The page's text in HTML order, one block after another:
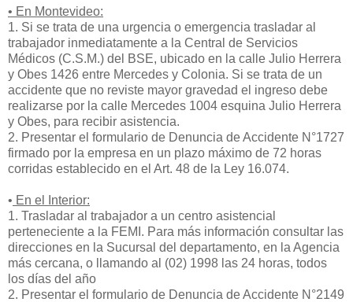
• En Montevideo:
1. Si se trata de una urgencia o emergencia trasladar al
trabajador inmediatamente a la Central de Servicios
Médicos (C.S.M.) del BSE, ubicado en la calle Julio Herrera
y Obes 1426 entre Mercedes y Colonia. Si se trata de un
accidente que no reviste mayor gravedad el ingreso debe
realizarse por la calle Mercedes 1004 esquina Julio Herrera
y Obes, para recibir asistencia.
2. Presentar el formulario de Denuncia de Accidente N°1727
firmado por la empresa en un plazo máximo de 72 horas
corridas establecido en el Art. 48 de la Ley 16.074.
• En el Interior:
1. Trasladar al trabajador a un centro asistencial
perteneciente a la FEMI. Para más información consultar las
direcciones en la Sucursal del departamento, en la Agencia
más cercana, o llamando al (02) 1998 las 24 horas, todos
los días del año
2. Presentar el formulario de Denuncia de Accidente N°2149